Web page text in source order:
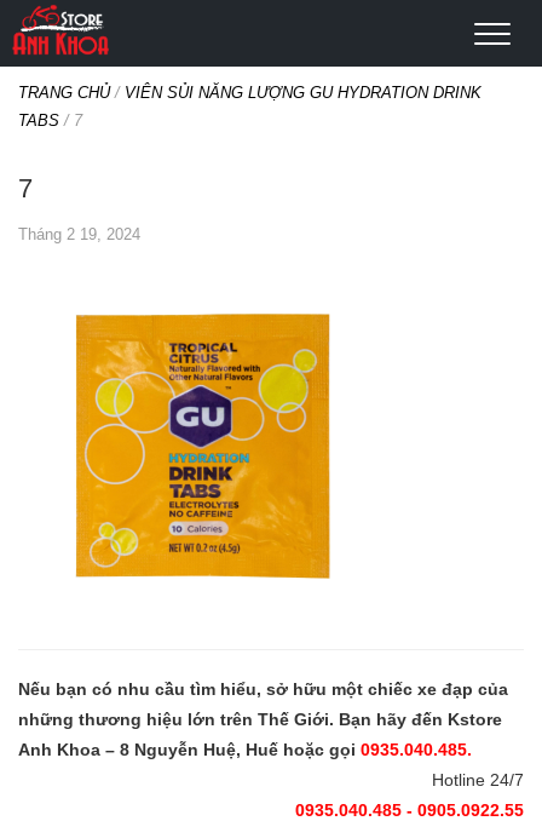
TRANG CHỦ/ VIÊN SỦI NĂNG LƯỢNG GU HYDRATION DRINK
TABS / 7
7
Tháng 2 19, 2024
Nếu bạn có nhu cầu tìm hiểu, sở hữu một chiếc xe đạp của
những thương hiệu lớn trên Thế Giới. Bạn hãy đến Kstore
Anh Khoa – 8 Nguyễn Huệ, Huế hoặc gọi 0935.040.485.
Hotline 24/7
0935.040.485 - 0905.0922.55